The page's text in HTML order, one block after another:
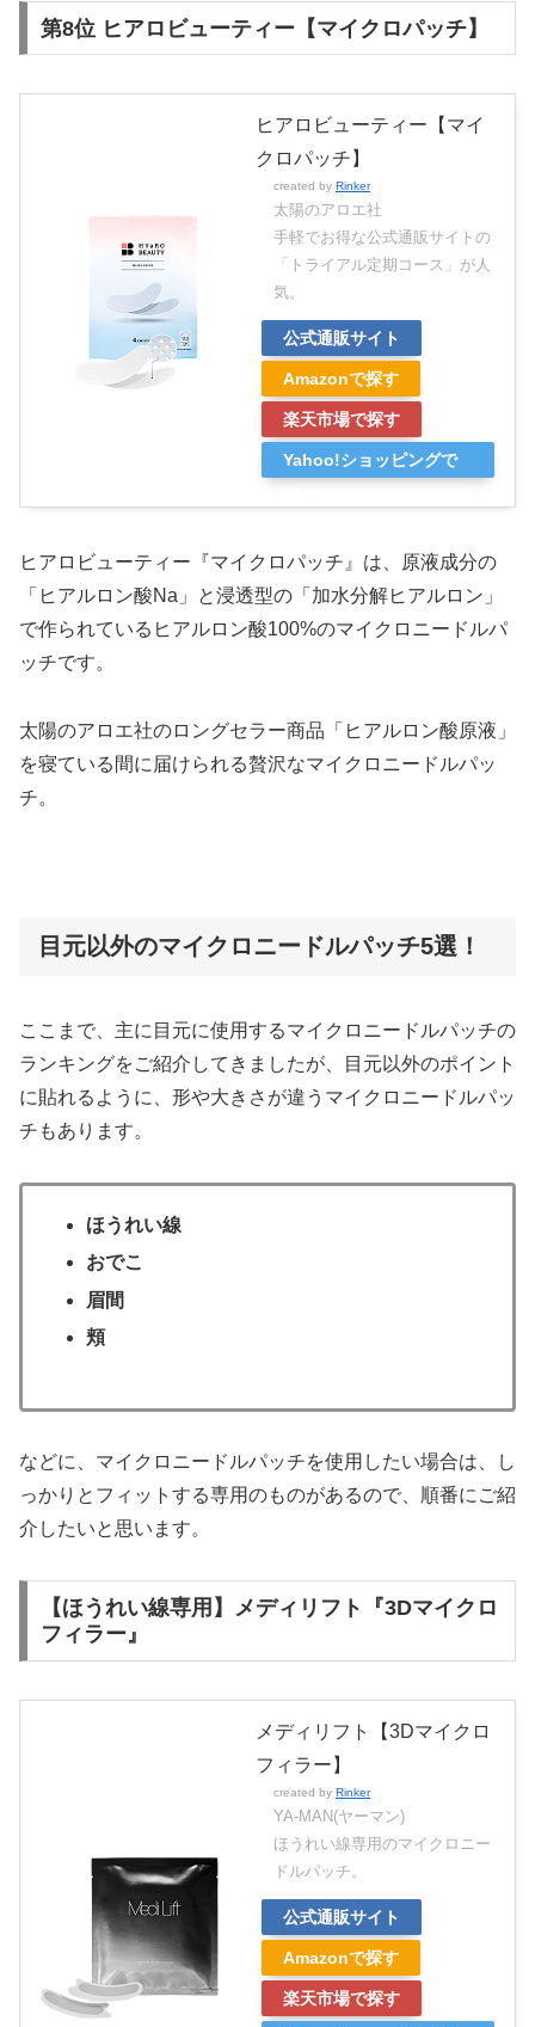
第8位 ヒアロビューティー【マイクロパッチ】
ヒアロビューティー【マイ
クロパッチ】
created by Rinker
太陽のアロエ社
手軽でお得な公式通販サイトの
「トライアル定期コース」が人
気。
公式通販サイト
Amazonで探す
楽天市場で探す
Yahoo!ショッピングで
ヒアロビューティー『マイクロパッチ』は、原液成分の
「ヒアルロン酸Na」と浸透型の「加水分解ヒアルロン」
で作られているヒアルロン酸100%のマイクロニードルパ
ッチです。
太陽のアロエ社のロングセラー商品「ヒアルロン酸原液」
を寝ている間に届けられる贅沢なマイクロニードルパッ
チ。
目元以外のマイクロニードルパッチ5選！
ここまで、主に目元に使用するマイクロニードルパッチの
ランキングをご紹介してきましたが、目元以外のポイント
に貼れるように、形や大きさが違うマイクロニードルパッ
チもあります。
ほうれい線
おでこ
眉間
頬
などに、マイクロニードルパッチを使用したい場合は、し
っかりとフィットする専用のものがあるので、順番にご紹
介したいと思います。
【ほうれい線専用】メディリフト『3Dマイクロ
フィラー』
メディリフト【3Dマイクロ
フィラー】
created by Rinker
YA-MAN(ヤーマン)
ほうれい線専用のマイクロニー
ドルパッチ。
公式通販サイト
Amazonで探す
楽天市場で探す